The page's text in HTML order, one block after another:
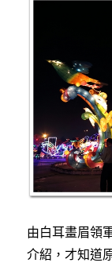
由白耳畫眉領
介紹，才知道